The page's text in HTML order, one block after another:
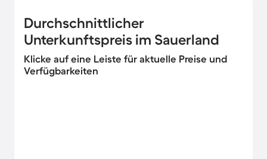
Durchschnittlicher
Unterkunftspreis im Sauerland
Klicke auf eine Leiste für aktuelle Preise und
Verfügbarkeiten